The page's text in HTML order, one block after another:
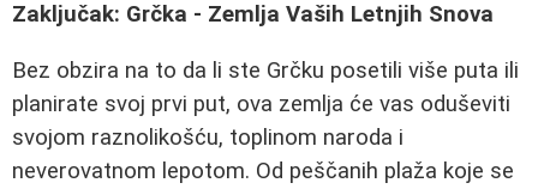
Zaključak: Grčka - Zemlja Vaših Letnjih Snova
Bez obzira na to da li ste Grčku posetili više puta ili
planirate svoj prvi put, ova zemlja će vas oduševiti
svojom raznolikošću, toplinom naroda i
neverovatnom lepotom. Od peščanih plaža koje se